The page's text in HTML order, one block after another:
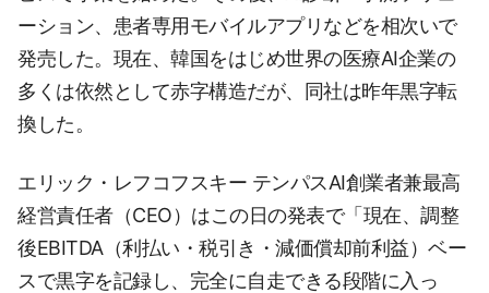
ーション、患者専用モバイルアプリなどを相次いで
発売した。現在、韓国をはじめ世界の医療AI企業の
多くは依然として赤字構造だが、同社は昨年黒字転
換した。
エリック・レフコフスキー テンパスAI創業者兼最高
経営責任者（CEO）はこの日の発表で「現在、調整
後EBITDA（利払い・税引き・減価償却前利益）ベー
スで黒字を記録し、完全に自走できる段階に入っ